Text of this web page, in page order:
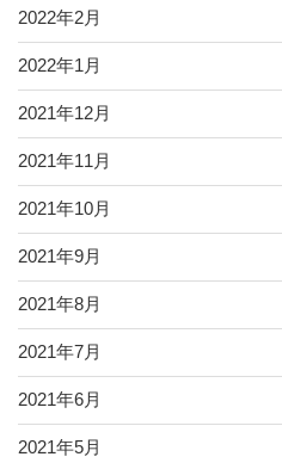
2022年2月
2022年1月
2021年12月
2021年11月
2021年10月
2021年9月
2021年8月
2021年7月
2021年6月
2021年5月